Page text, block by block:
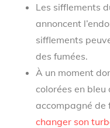
Les sifflements
annoncent
sifflements
des fumées.
À un moment
colorées en bleu
accompagné de
changer son